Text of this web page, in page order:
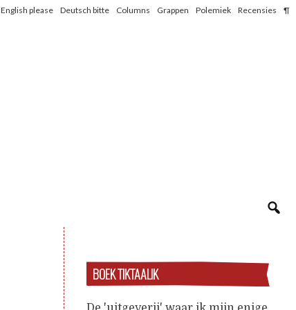
English please Deutsch bitte Columns Grappen Polemiek Recensies ¶
BOEK TIKTAALIK